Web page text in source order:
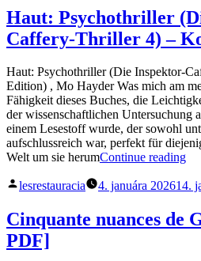
Haut: Psychothriller
Caffery-Thriller 4) –
Haut: Psychothriller (Die Inspektor-
Edition) , Mo Hayder Was mich am
Fähigkeit dieses Buches, die
der wissenschaftlichen Untersuchung
einem Lesestoff wurde, der sowohl
aufschlussreich war, perfekt für
Welt um sie herumContinue reading
Posted
lesrestauracia 4. januára 202614.
Cinquante nuances de
PDF]